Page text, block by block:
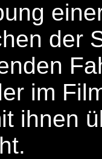
der
im
ihnen